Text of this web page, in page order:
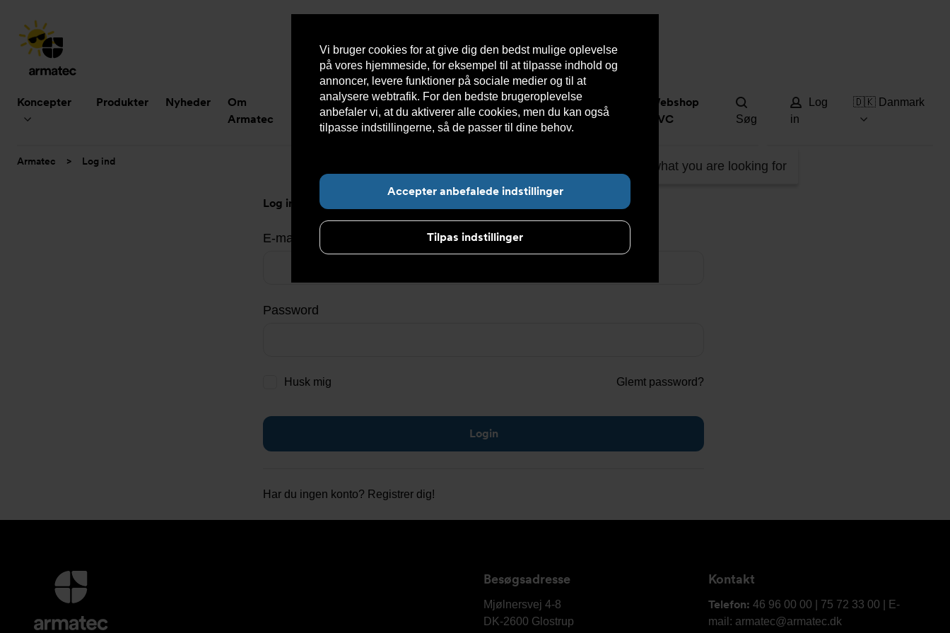
Vi bruger cookies for at give dig den bedst mulige oplevelse
på vores hjemmeside, for eksempel til at tilpasse indhold og
annoncer, levere funktioner på sociale medier og til at
analysere webtrafik. For den bedste brugeroplevelse
anbefaler vi, at du aktiverer alle cookies, men du kan også
tilpasse indstillingerne, så de passer til dine behov.
Accepter anbefalede indstillinger
Tilpas indstillinger
Koncepter Produkter Nyheder
Om
Armatec
Bæredygtighed
Kontakt
os
Teknisk
hjælp
Kundeservice
Webshop
DVC
Find what you are looking for
Søg
Log
in
🇩🇰 Danmark
Du
Armatec > Log ind
Log ind
E-mailadresse
Password
Husk mig Glemt password?
Har du ingen konto? Registrer dig!
Yderligere
information
kontaktoplysninger
Besøgsadresse
Armatec
Mjølnersvej 4-8
DK-2600 Glostrup
Kontakt
Telefon: 46 96 00 00 | 75 72 33 00 | E-
mail: armatec@armatec.dk